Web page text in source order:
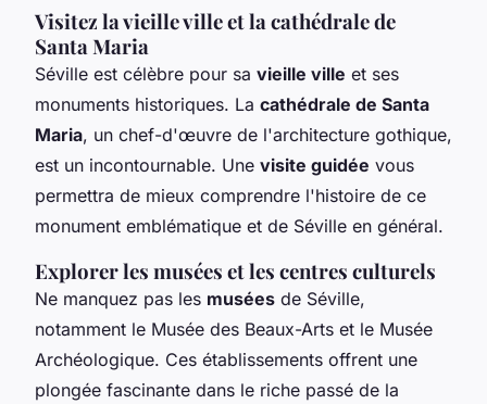
Visitez la vieille ville et la cathédrale de
Santa Maria
Séville est célèbre pour sa vieille ville et ses
monuments historiques. La cathédrale de Santa
Maria, un chef-d'œuvre de l'architecture gothique,
est un incontournable. Une visite guidée vous
permettra de mieux comprendre l'histoire de ce
monument emblématique et de Séville en général.
Explorer les musées et les centres culturels
Ne manquez pas les musées de Séville,
notamment le Musée des Beaux-Arts et le Musée
Archéologique. Ces établissements offrent une
plongée fascinante dans le riche passé de la